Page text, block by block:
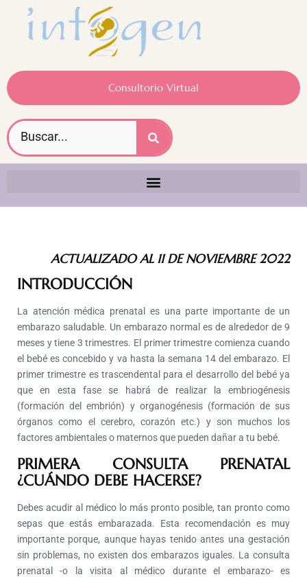
Consultorio Virtual
ACTUALIZADO AL 11 DE NOVIEMBRE 2022
INTRODUCCIÓN
La atención médica prenatal es una parte importante de un
embarazo saludable. Un embarazo normal es de alrededor de 9
meses y tiene 3 trimestres. El primer trimestre comienza cuando
el bebé es concebido y va hasta la semana 14 del embarazo. El
primer trimestre es trascendental para el desarrollo del bebé ya
que en esta fase se habrá de realizar la embriogénesis
(formación del embrión) y organogénesis (formación de sus
órganos como el cerebro, corazón etc.) y son muchos los
factores ambientales o maternos que pueden dañar a tu bebé.
PRIMERA CONSULTA PRENATAL
¿CUÁNDO DEBE HACERSE?
Debes acudir al médico lo más pronto posible, tan pronto como
sepas que estás embarazada. Esta recomendación es muy
importante porque, aunque hayas tenido antes una gestación
sin problemas, no existen dos embarazos iguales. La consulta
prenatal -o la visita al médico durante el embarazo- es